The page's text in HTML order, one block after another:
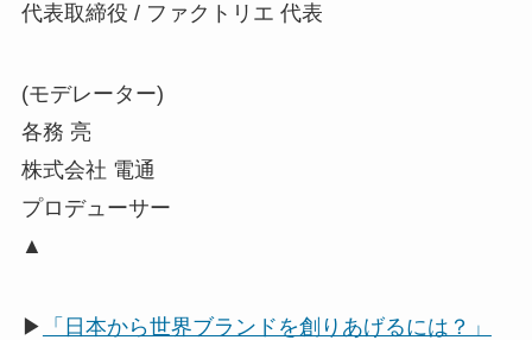
代表取締役 / ファクトリエ 代表
(モデレーター)
各務 亮
株式会社 電通
プロデューサー
▲
▶
「日本から世界ブランドを創りあげるには？」